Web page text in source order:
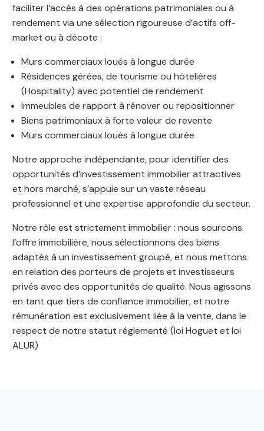
faciliter l’accès à des opérations patrimoniales ou à
rendement via une sélection rigoureuse d’actifs off-
market ou à décote :
Murs commerciaux loués à longue durée
Résidences gérées, de tourisme ou hôtelières
(Hospitality) avec potentiel de rendement
Immeubles de rapport à rénover ou repositionner
Biens patrimoniaux à forte valeur de revente
Murs commerciaux loués à longue durée
Notre approche indépendante, pour identifier des
opportunités d’investissement immobilier attractives
et hors marché, s’appuie sur un vaste réseau
professionnel et une expertise approfondie du secteur.
Notre rôle est strictement immobilier : nous sourcons
l’offre immobilière, nous sélectionnons des biens
adaptés à un investissement groupé, et nous mettons
en relation des porteurs de projets et investisseurs
privés avec des opportunités de qualité. Nous agissons
en tant que tiers de confiance immobilier, et notre
rémunération est exclusivement liée à la vente, dans le
respect de notre statut réglementé (loi Hoguet et loi
ALUR)